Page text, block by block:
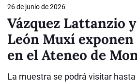
26 de junio de 2026
Vázquez Lattanzio
León Muxí exponen
en el Ateneo de
La muestra se podrá visitar